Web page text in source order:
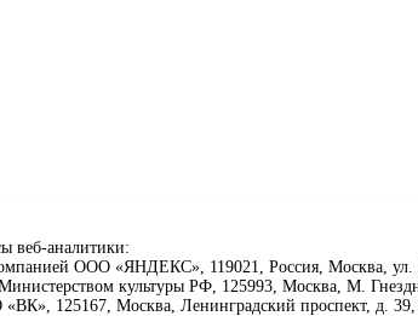
веб-аналитики:
ООО «ЯНДЕКС», 119021, Россия, Москва, ул.
культуры РФ, 125993, Москва, М.
125167, Москва, Ленинградский проспект, д. 39,